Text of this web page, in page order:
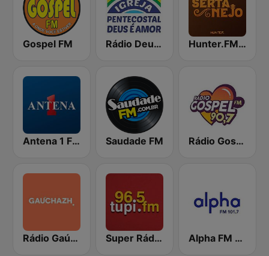
Gospel FM Rádio Deus é Amor Hunter.FM - Sertanejo
Antena 1 FM Saudade FM Rádio Gospel FM
Rádio Gaúcha ZH Super Rádio Tupi Alpha FM 101.7